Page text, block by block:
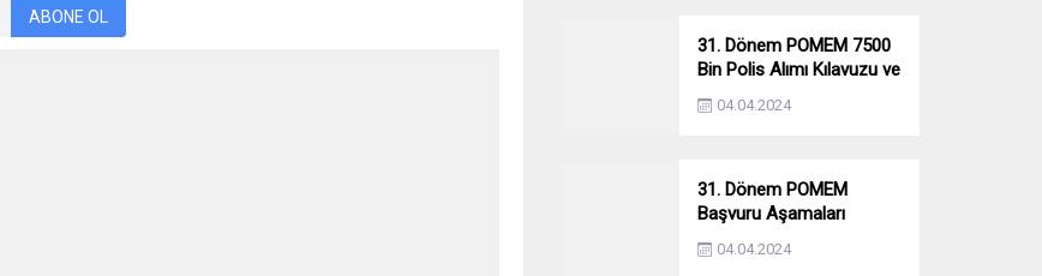
ABONE OL
31. Dönem POMEM 7500
Bin Polis Alımı Kılavuzu ve
Başvuru Ekranı
04.04.2024
31. Dönem POMEM
Başvuru Aşamaları
Nelerdir? Ön Sağlık –
Parkur – Mülakat
04.04.2024